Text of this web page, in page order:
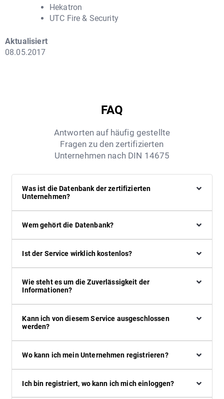
Hekatron
UTC Fire & Security
Aktualisiert
08.05.2017
FAQ
Antworten auf häufig gestellte
Fragen zu den zertifizierten
Unternehmen nach DIN 14675
Was ist die Datenbank der zertifizierten
Unternehmen?
Wem gehört die Datenbank?
Ist der Service wirklich kostenlos?
Wie steht es um die Zuverlässigkeit der
Informationen?
Kann ich von diesem Service ausgeschlossen
werden?
Wo kann ich mein Unternehmen registrieren?
Ich bin registriert, wo kann ich mich einloggen?